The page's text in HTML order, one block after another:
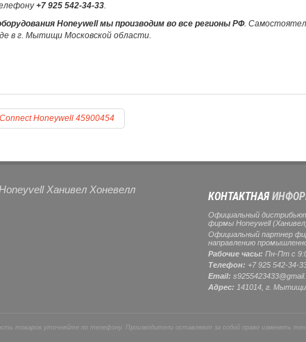
+7 925 542-34-33.
Honeywell мы производим во все регионы РФ.
в г. Мытищи Московской области.
Honeywell 45900454
Ханивел Хоневелл КОНТАКТНАЯ
Официальный
фирмы Honeywell
Официальный партнер
направлению
Рабочие часы: Пн-Пт с
Телефон: +7 925 542-34-
Email:
Адрес: 141014, г. Мытищи
товаров уточняйте по телефону. Производители оставляют за собой право изменять